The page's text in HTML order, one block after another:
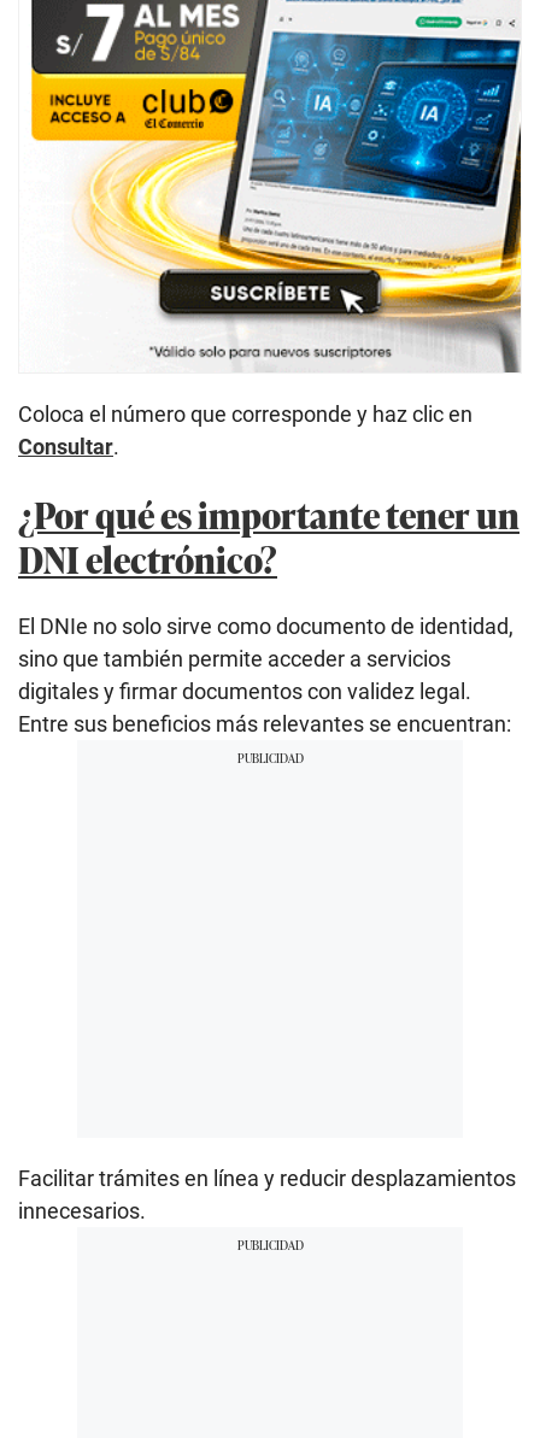
Coloca el número que corresponde y haz clic en
Consultar.
¿Por qué es importante tener un
DNI electrónico?
El DNIe no solo sirve como documento de identidad,
sino que también permite acceder a servicios
digitales y firmar documentos con validez legal.
Entre sus beneficios más relevantes se encuentran:
Facilitar trámites en línea y reducir desplazamientos
innecesarios.